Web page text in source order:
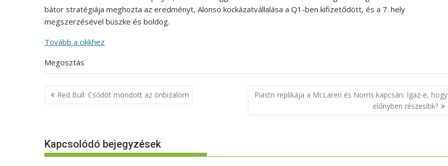
bátor stratégiája meghozta az eredményt, Alonso kockázatvállalása a Q1-ben kifizetődött, és a 7. hely
megszerzésével büszke és boldog.
Tovább a cikkhez
Megosztás
Bejegyzés
navigáció
Red Bull: Csődöt mondott az önbizalom
Piastri replikája a McLaren és Norris kapcsán: Igaz-e, hogy
előnyben részesítik?
Kapcsolódó bejegyzések